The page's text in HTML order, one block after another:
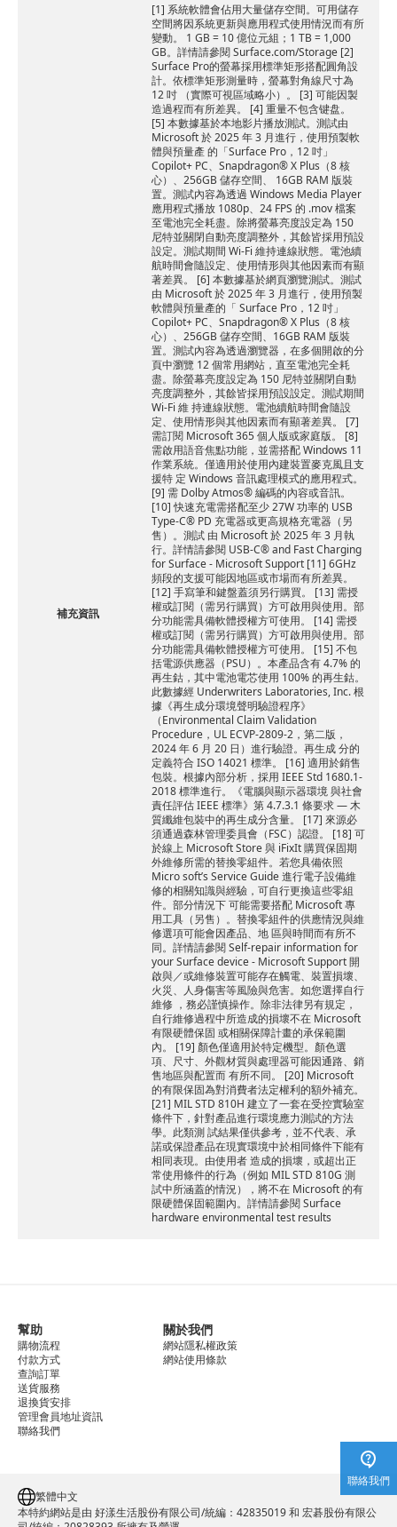
補充資訊
[1] 系統軟體會佔用大量儲存空間。可用儲存
空間將因系統更新與應用程式使用情況而有所
變動。 1 GB = 10 億位元組；1 TB = 1,000
GB。詳情請參閱 Surface.com/Storage [2]
Surface Pro的螢幕採用標準矩形搭配圓角設
計。依標準矩形測量時，螢幕對角線尺寸為
12 吋 （實際可視區域略小）。 [3] 可能因製
造過程而有所差異。 [4] 重量不包含键盘。
[5] 本數據基於本地影片播放測試。測試由
Microsoft 於 2025 年 3 月進行，使用預製軟
體與預量產 的「Surface Pro，12 吋」
Copilot+ PC、Snapdragon® X Plus（8 核
心）、256GB 儲存空間、 16GB RAM 版裝
置。測試內容為透過 Windows Media Player
應用程式播放 1080p、24 FPS 的 .mov 檔案
至電池完全耗盡。除將螢幕亮度設定為 150
尼特並關閉自動亮度調整外，其餘皆採用預設
設定。測試期間 Wi-Fi 維持連線狀態。電池續
航時間會隨設定、使用情形與其他因素而有顯
著差異。 [6] 本數據基於網頁瀏覽測試。測試
由 Microsoft 於 2025 年 3 月進行，使用預製
軟體與預量產的「 Surface Pro，12 吋」
Copilot+ PC、Snapdragon® X Plus（8 核
心）、256GB 儲存空間、16GB RAM 版裝
置。測試內容為透過瀏覽器，在多個開啟的分
頁中瀏覽 12 個常用網站，直至電池完全耗
盡。除螢幕亮度設定為 150 尼特並關閉自動
亮度調整外，其餘皆採用預設設定。測試期間
Wi-Fi 維 持連線狀態。電池續航時間會隨設
定、使用情形與其他因素而有顯著差異。 [7]
需訂閱 Microsoft 365 個人版或家庭版。 [8]
需啟用語音焦點功能，並需搭配 Windows 11
作業系統。僅適用於使用內建裝置麥克風且支
援特 定 Windows 音訊處理模式的應用程式。
[9] 需 Dolby Atmos® 編碼的內容或音訊。
[10] 快速充電需搭配至少 27W 功率的 USB
Type-C® PD 充電器或更高規格充電器（另
售）。測試 由 Microsoft 於 2025 年 3 月執
行。詳情請參閱 USB-C® and Fast Charging
for Surface - Microsoft Support [11] 6GHz
頻段的支援可能因地區或市場而有所差異。
[12] 手寫筆和鍵盤蓋須另行購買。 [13] 需授
權或訂閱（需另行購買）方可啟用與使用。部
分功能需具備軟體授權方可使用。 [14] 需授
權或訂閱（需另行購買）方可啟用與使用。部
分功能需具備軟體授權方可使用。 [15] 不包
括電源供應器（PSU）。本產品含有 4.7% 的
再生鈷，其中電池電芯使用 100% 的再生鈷。
此數據經 Underwriters Laboratories, Inc. 根
據《再生成分環境聲明驗證程序》
（Environmental Claim Validation
Procedure，UL ECVP-2809-2，第二版，
2024 年 6 月 20 日）進行驗證。再生成 分的
定義符合 ISO 14021 標準。 [16] 適用於銷售
包裝。根據內部分析，採用 IEEE Std 1680.1-
2018 標準進行。《電腦與顯示器環境 與社會
責任評估 IEEE 標準》第 4.7.3.1 條要求 — 木
質纖維包裝中的再生成分含量。 [17] 來源必
須通過森林管理委員會（FSC）認證。 [18] 可
於線上 Microsoft Store 與 iFixIt 購買保固期
外維修所需的替換零組件。若您具備依照
Micro soft’s Service Guide 進行電子設備維
修的相關知識與經驗，可自行更換這些零組
件。部分情況下 可能需要搭配 Microsoft 專
用工具（另售）。替換零組件的供應情況與維
修選項可能會因產品、地 區與時間而有所不
同。詳情請參閱 Self-repair information for
your Surface device - Microsoft Support 開
啟與／或維修裝置可能存在觸電、裝置損壞、
火災、人身傷害等風險與危害。如您選擇自行
維修 ，務必謹慎操作。除非法律另有規定，
自行維修過程中所造成的損壞不在 Microsoft
有限硬體保固 或相關保障計畫的承保範圍
內。 [19] 顏色僅適用於特定機型。顏色選
項、尺寸、外觀材質與處理器可能因通路、銷
售地區與配置而 有所不同。 [20] Microsoft
的有限保固為對消費者法定權利的額外補充。
[21] MIL STD 810H 建立了一套在受控實驗室
條件下，針對產品進行環境應力測試的方法
學。此類測 試結果僅供參考，並不代表、承
諾或保證產品在現實環境中於相同條件下能有
相同表現。由使用者 造成的損壞，或超出正
常使用條件的行為（例如 MIL STD 810G 測
試中所涵蓋的情況），將不在 Microsoft 的有
限硬體保固範圍內。詳情請參閱 Surface
hardware environmental test results
幫助
購物流程
付款方式
查詢訂單
送貨服務
退換貨安排
管理會員地址資訊
聯絡我們
關於我們
網站隱私權政策
網站使用條款
繁體中文
本特約網站是由 好漾生活股份有限公司/統編：42835019 和 宏碁股份有限公
聯絡我們